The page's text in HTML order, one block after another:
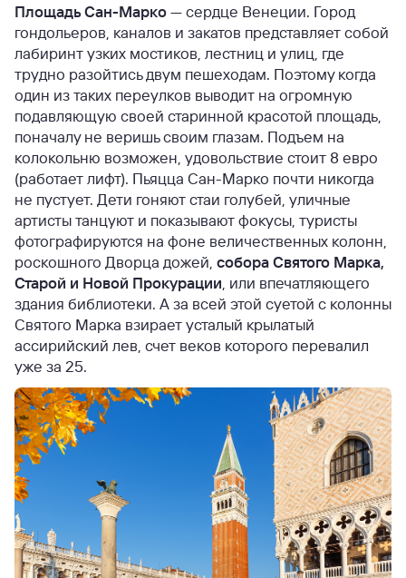
Площадь Сан-Марко— сердце Венеции. Город
гондольеров, каналов и закатов представляет собой
лабиринт узких мостиков, лестниц и улиц, где
трудно разойтись двум пешеходам. Поэтому когда
один из таких переулков выводит на огромную
подавляющую своей старинной красотой площадь,
поначалу не веришь своим глазам. Подъем на
колокольню возможен, удовольствие стоит 8 евро
(работает лифт). Пьяцца Сан-Марко почти никогда
не пустует. Дети гоняют стаи голубей, уличные
артисты танцуют и показывают фокусы, туристы
фотографируются на фоне величественных колонн,
роскошного Дворца дожей, собора Святого Марка,
Старой и Новой Прокурации , или впечатляющего
здания библиотеки. А за всей этой суетой с колонны
Святого Марка взирает усталый крылатый
ассирийский лев, счет веков которого перевалил
уже за 25.